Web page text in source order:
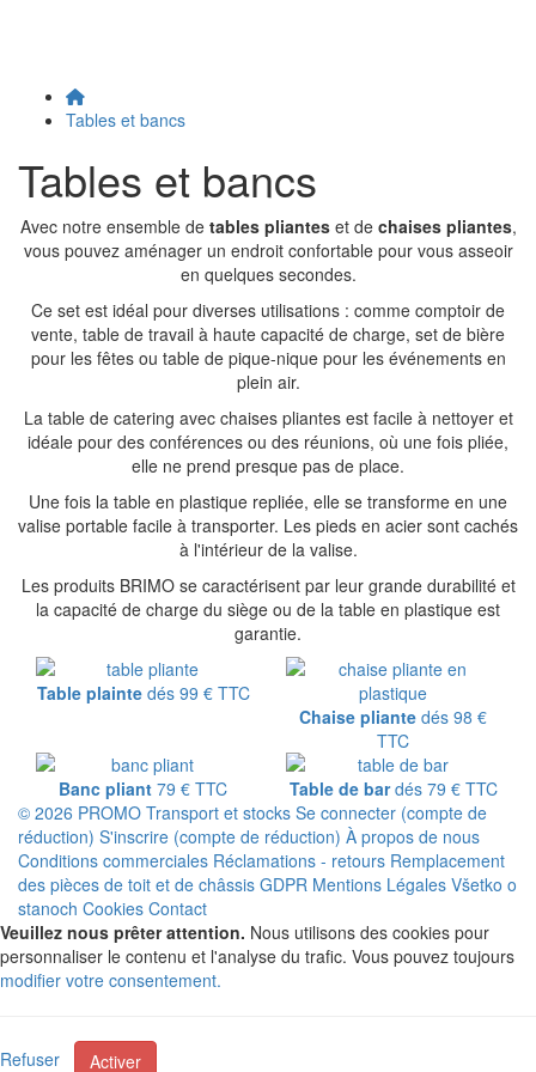
Tables et bancs
Tables et bancs
Avec notre ensemble de tables plianteset de chaises pliantes,
vous pouvez aménager un endroit confortable pour vous asseoir
en quelques secondes.
Ce set est idéal pour diverses utilisations : comme comptoir de
vente, table de travail à haute capacité de charge, set de bière
pour les fêtes ou table de pique-nique pour les événements en
plein air.
La table de catering avec chaises pliantes est facile à nettoyer et
idéale pour des conférences ou des réunions, où une fois pliée,
elle ne prend presque pas de place.
Une fois la table en plastique repliée, elle se transforme en une
valise portable facile à transporter. Les pieds en acier sont cachés
à l'intérieur de la valise.
Les produits BRIMO se caractérisent par leur grande durabilité et
la capacité de charge du siège ou de la table en plastique est
garantie.
Table plainte dés99 € TTC
Chaise pliante dés 98 €
TTC
Banc pliant 79 € TTC Table de bar dés79 € TTC
© 2026 PROMO Transport et stocks Se connecter (compte de
réduction) S'inscrire (compte de réduction) À propos de nous
Conditions commerciales Réclamations - retours Remplacement
des pièces de toit et de châssis GDPR Mentions Légales Všetko o
stanoch Cookies Contact
Veuillez nous prêter attention. Nous utilisons des cookies pour
personnaliser le contenu et l'analyse du trafic. Vous pouvez toujours
modifier votre consentement.
Refuser Activer